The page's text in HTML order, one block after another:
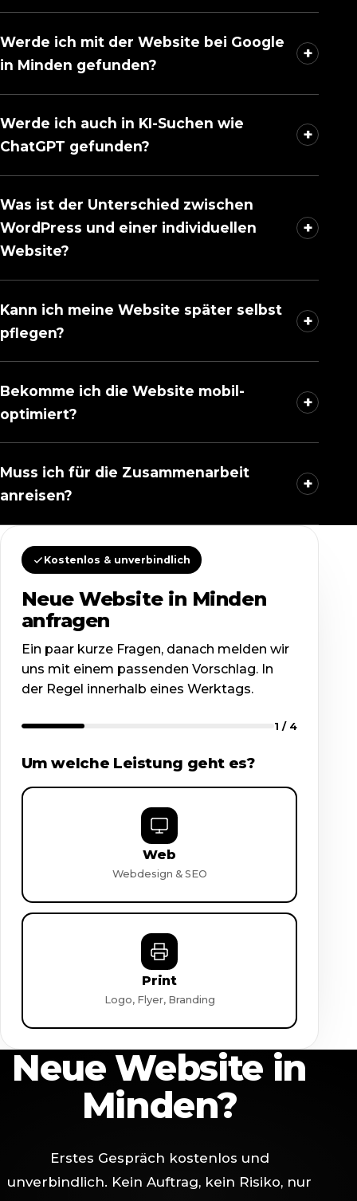
Werde ich mit der Website bei Google
in Minden gefunden?
+
Werde ich auch in KI-Suchen wie
ChatGPT gefunden?
+
Was ist der Unterschied zwischen
WordPress und einer individuellen
Website?
+
Kann ich meine Website später selbst
pflegen?
+
Bekomme ich die Website mobil-
optimiert?
+
Muss ich für die Zusammenarbeit
anreisen?
+
Kostenlos & unverbindlich
Neue Website in Minden
anfragen
Ein paar kurze Fragen, danach melden wir
uns mit einem passenden Vorschlag. In
der Regel innerhalb eines Werktags.
1 / 4
Um welche Leistung geht es?
Web
Webdesign & SEO
Print
Logo, Flyer, Branding
Neue Website in
Minden?
Erstes Gespräch kostenlos und
unverbindlich. Kein Auftrag, kein Risiko, nur